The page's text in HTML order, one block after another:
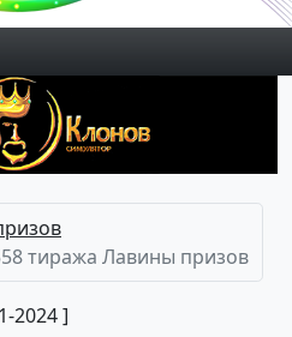
тиража Лавины призов
2024 ]